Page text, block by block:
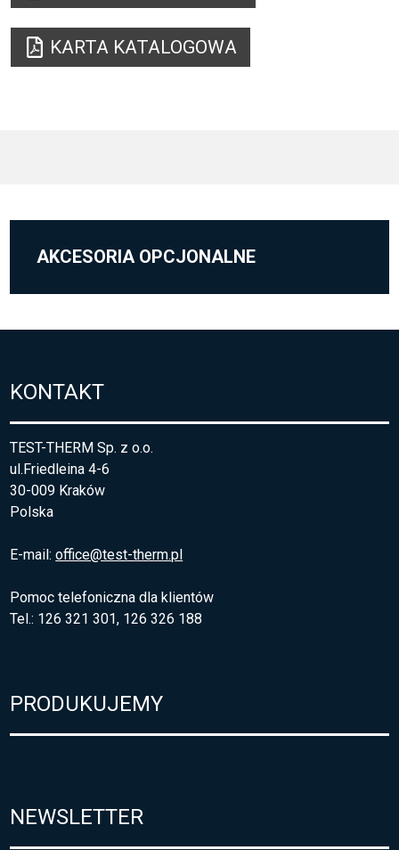
KARTA KATALOGOWA
AKCESORIA OPCJONALNE
KONTAKT
TEST-THERM Sp. z o.o.
ul.Friedleina 4-6
30-009 Kraków
Polska
E-mail:office@test-therm.pl
Pomoc telefoniczna dla klientów
Tel.: 126 321 301, 126 326 188
PRODUKUJEMY
NEWSLETTER